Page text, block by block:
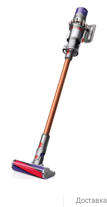
Доставка